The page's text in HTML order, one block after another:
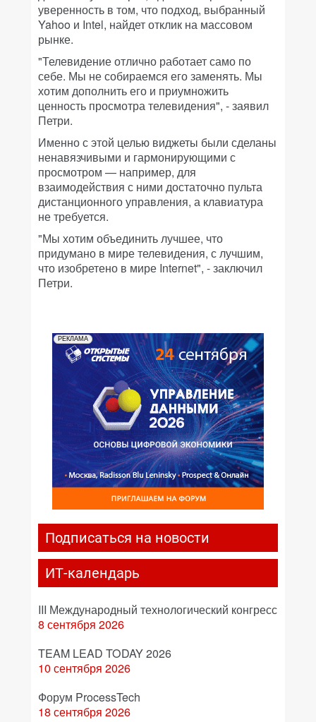
уверенность в том, что подход, выбранный
Yahoo и Intel, найдет отклик на массовом
рынке.
"Телевидение отлично работает само по
себе. Мы не собираемся его заменять. Мы
хотим дополнить его и приумножить
ценность просмотра телевидения", - заявил
Петри.
Именно с этой целью виджеты были сделаны
ненавязчивыми и гармонирующими с
просмотром — например, для
взаимодействия с ними достаточно пульта
дистанционного управления, а клавиатура
не требуется.
"Мы хотим объединить лучшее, что
придумано в мире телевидения, с лучшим,
что изобретено в мире Internet", - заключил
Петри.
РЕКЛАМА
Подписаться на новости
ИТ-календарь
III Международный технологический конгресс
8 сентября 2026
TEAM LEAD TODAY 2026
10 сентября 2026
Форум ProcessTech
18 сентября 2026